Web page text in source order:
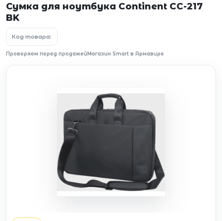
Сумка для ноутбука Continent CC-217
BK
Код товара:
Проверяем перед продажейМагазин Smart в Армавире